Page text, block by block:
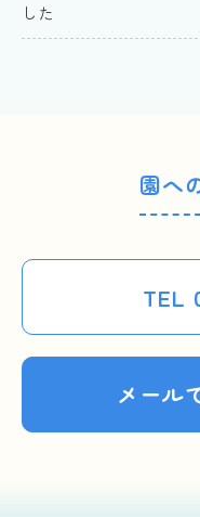
した
園へ
TEL
メール